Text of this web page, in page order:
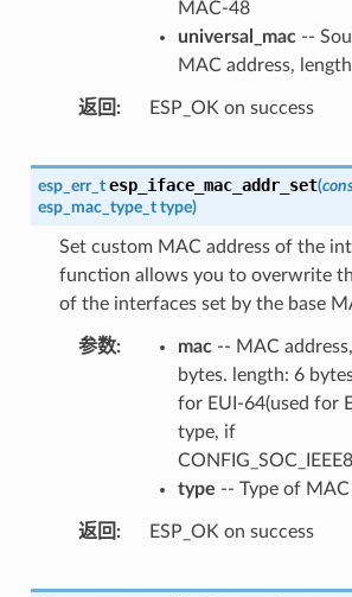
MAC-48
universal_mac--
MAC address,
返回 ESP_OK on success
esp_err_t esp_iface_mac_addr_set(
esp_mac_type_t type)
Set custom MAC address of the
function allows you to overwrite
of the interfaces set by the base
参数 mac-- MAC
bytes. length: 6
for EUI-64(used for
type, if
type -- Type of MAC
返回 ESP_OK on success